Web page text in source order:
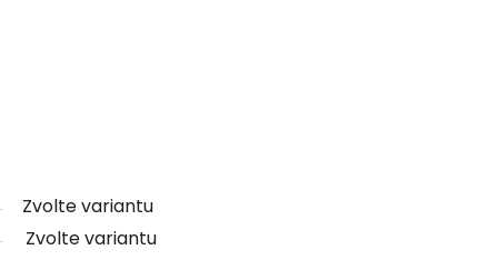
Zvolte variantu
Zvolte variantu